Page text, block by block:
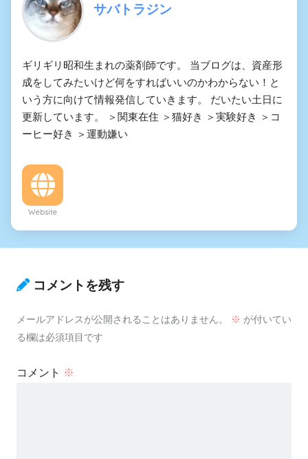
サバトラジン
ギリギリ昭和生まれの薬剤師です。 当ブログは、資産形
成をしてみたいけど何をすればいいのかわからない！と
いう方に向けて情報発信していきます。 だいたい土日に
更新しています。 ＞関東在住 ＞猫好き ＞実験好き ＞コ
ーヒー好き ＞運動嫌い
Website
コメントを残す
メールアドレスが公開されることはありません。 ※ が付いてい
る欄は必須項目です
コメント ※